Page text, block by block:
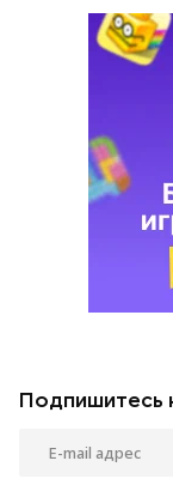
Подпишитесь